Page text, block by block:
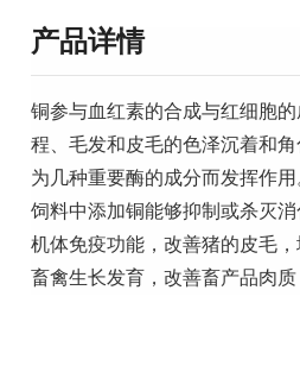
产品详情
铜参与血红素的合成与红细胞
程、毛发和皮毛的色泽沉着和
为几种重要酶的成分而发挥作用
饲料中添加铜能够抑制或杀灭
机体免疫功能，改善猪的皮毛
畜禽生长发育，改善畜产品肉